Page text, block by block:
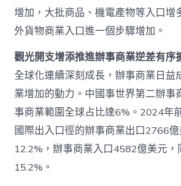
增加，大批商品、機電產物等入口增
外貨物商業入口進一個步驟增加。
觀光開支增添推進辦事商業逆差有序
全球化連續深刻成長，辦事商業日益
業增加的動力。中國事世界第二辦事
事商業範圍全球占比達6%。2024年
國際出入口徑的辦事商業出口2766
12.2%，辦事商業入口4582億美元，
15.2%。